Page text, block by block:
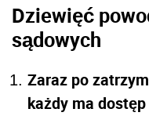
Dziewięć
sądowych
Zaraz po
każdy ma